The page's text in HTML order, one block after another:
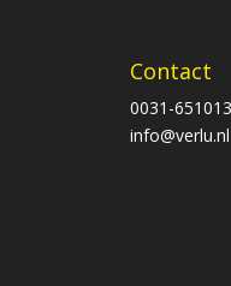
Contact
0031-
info@verlu.nl